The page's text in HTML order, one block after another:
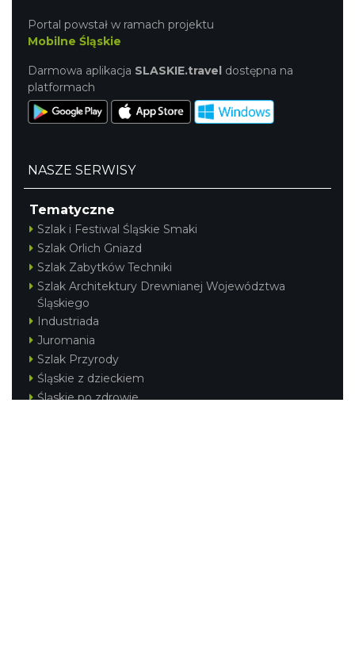
Portal powstał w ramach projektu
Mobilne Śląskie
Darmowa aplikacja SLASKIE.travel dostępna na
platformach
NASZE SERWISY
Tematyczne
Szlak i Festiwal Śląskie Smaki
Szlak Orlich Gniazd
Szlak Zabytków Techniki
Szlak Architektury Drewnianej Województwa
Śląskiego
Industriada
Juromania
Szlak Przyrody
Śląskie z dzieckiem
Śląskie po zdrowie